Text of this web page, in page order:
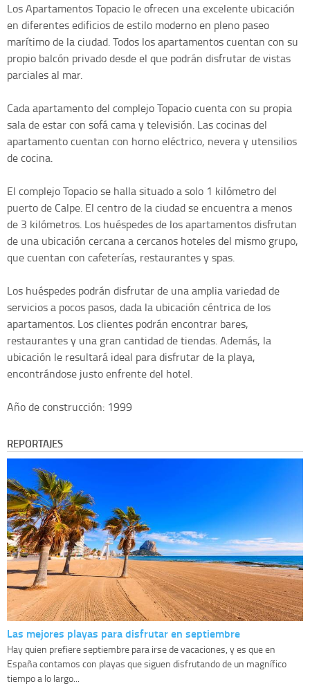
Los Apartamentos Topacio le ofrecen una excelente ubicación
en diferentes edificios de estilo moderno en pleno paseo
marítimo de la ciudad. Todos los apartamentos cuentan con su
propio balcón privado desde el que podrán disfrutar de vistas
parciales al mar.
Cada apartamento del complejo Topacio cuenta con su propia
sala de estar con sofá cama y televisión. Las cocinas del
apartamento cuentan con horno eléctrico, nevera y utensilios
de cocina.
El complejo Topacio se halla situado a solo 1 kilómetro del
puerto de Calpe. El centro de la ciudad se encuentra a menos
de 3 kilómetros. Los huéspedes de los apartamentos disfrutan
de una ubicación cercana a cercanos hoteles del mismo grupo,
que cuentan con cafeterías, restaurantes y spas.
Los huéspedes podrán disfrutar de una amplia variedad de
servicios a pocos pasos, dada la ubicación céntrica de los
apartamentos. Los clientes podrán encontrar bares,
restaurantes y una gran cantidad de tiendas. Además, la
ubicación le resultará ideal para disfrutar de la playa,
encontrándose justo enfrente del hotel.
Año de construcción: 1999
REPORTAJES
Las mejores playas para disfrutar en septiembre
Hay quien prefiere septiembre para irse de vacaciones, y es que en
España contamos con playas que siguen disfrutando de un magnífico
tiempo a lo largo...